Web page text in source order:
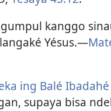
kanggo
Yésus.​—
ing Balé Ibadahé
supaya bisa